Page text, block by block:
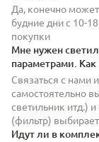
Да, конечно
будние дни с 10-
покупки
Мне нужен
параметрами. Как
Связаться с нами
самостоятельно
светильник итд.)
(фильтр)
Идут ли в